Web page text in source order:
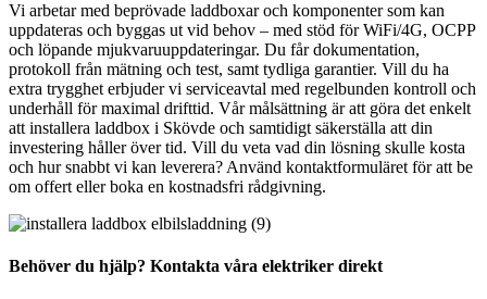
Vi arbetar med beprövade laddboxar och komponenter som kan
uppdateras och byggas ut vid behov – med stöd för WiFi/4G, OCPP
och löpande mjukvaruuppdateringar. Du får dokumentation,
protokoll från mätning och test, samt tydliga garantier. Vill du ha
extra trygghet erbjuder vi serviceavtal med regelbunden kontroll och
underhåll för maximal drifttid. Vår målsättning är att göra det enkelt
att installera laddbox i Skövde och samtidigt säkerställa att din
investering håller över tid. Vill du veta vad din lösning skulle kosta
och hur snabbt vi kan leverera? Använd kontaktformuläret för att be
om offert eller boka en kostnadsfri rådgivning.
Behöver du hjälp? Kontakta våra elektriker direkt